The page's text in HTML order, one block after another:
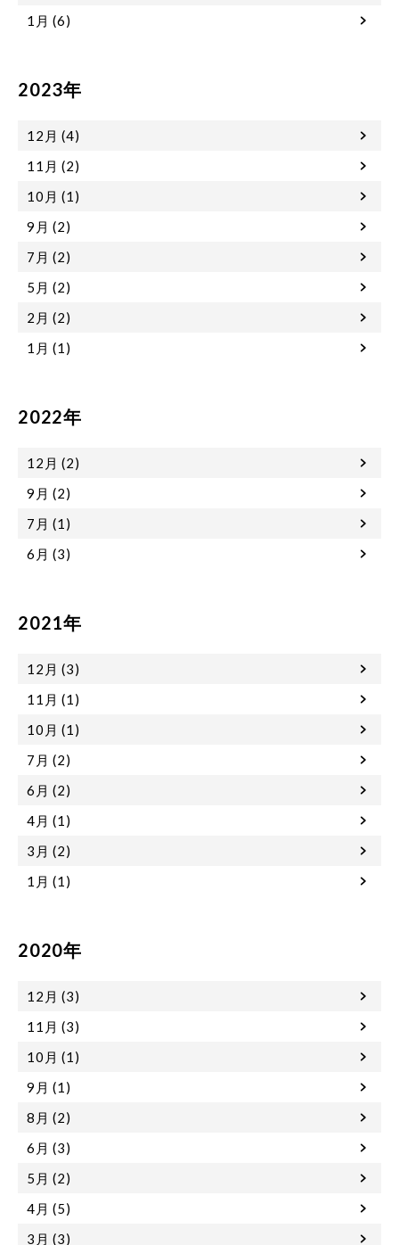
1月 (6)
2023年
12月 (4)
11月 (2)
10月 (1)
9月 (2)
7月 (2)
5月 (2)
2月 (2)
1月 (1)
2022年
12月 (2)
9月 (2)
7月 (1)
6月 (3)
2021年
12月 (3)
11月 (1)
10月 (1)
7月 (2)
6月 (2)
4月 (1)
3月 (2)
1月 (1)
2020年
12月 (3)
11月 (3)
10月 (1)
9月 (1)
8月 (2)
6月 (3)
5月 (2)
4月 (5)
3月 (3)